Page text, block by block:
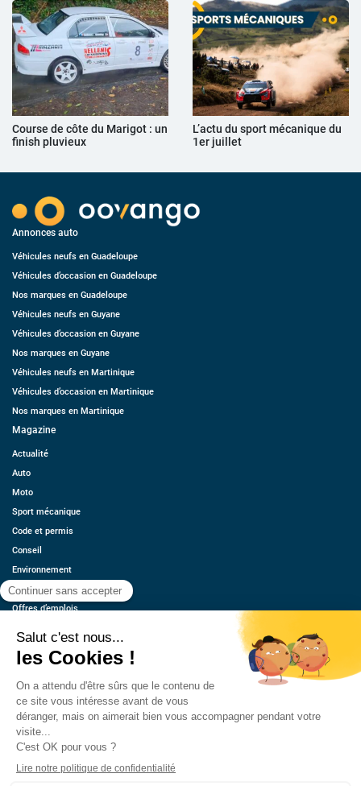
Course de côte du Marigot : un
finish pluvieux
L’actu du sport mécanique du
1er juillet
Annonces auto
Véhicules neufs en Guadeloupe
Véhicules d’occasion en Guadeloupe
Nos marques en Guadeloupe
Véhicules neufs en Guyane
Véhicules d’occasion en Guyane
Nos marques en Guyane
Véhicules neufs en Martinique
Véhicules d’occasion en Martinique
Nos marques en Martinique
Magazine
Actualité
Auto
Moto
Sport mécanique
Code et permis
Conseil
Environnement
Économie
Offres d’emplois
Contact
Estimez votre voiture
Mentions légales
CGU